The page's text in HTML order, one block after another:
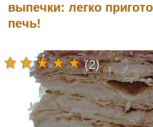
выпечки: легко
печь!
(2)